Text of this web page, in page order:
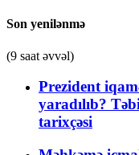
Son yenilənmə
(9 saat əvvəl)
Prezident
yaradılıb?
tarixçəsi